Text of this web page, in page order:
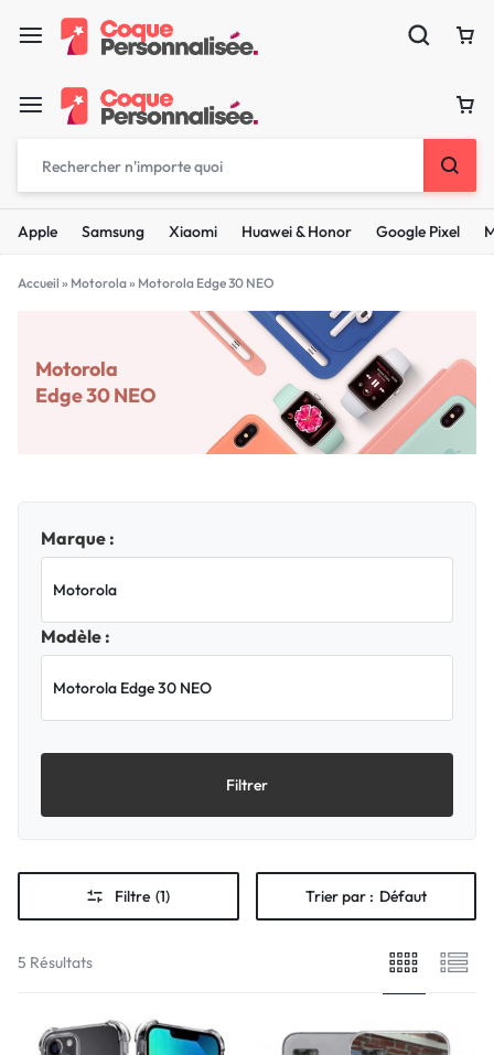
Apple Samsung Xiaomi Huawei & Honor Google Pixel
Accueil » Motorola» Motorola Edge 30 NEO
Motorola
Edge 30 NEO
Marque :
Modèle :
Filtrer
Filtre (1) Trier par : Défaut
5 Résultats